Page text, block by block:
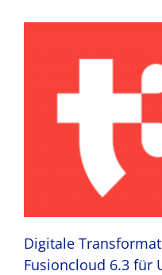
Digitale
Fusioncloud 6.3 für